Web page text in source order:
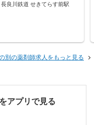
長良川鉄道 せきてらす前駅
別の薬剤師求人をもっと見る
アプリで見る